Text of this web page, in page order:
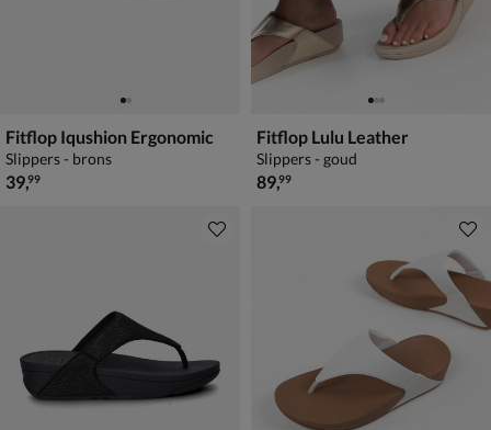
Fitflop Iqushion Ergonomic
Slippers - brons
€ 39,99
39,99
Fitflop Lulu Leather
Slippers - goud
€ 89,99
89,99